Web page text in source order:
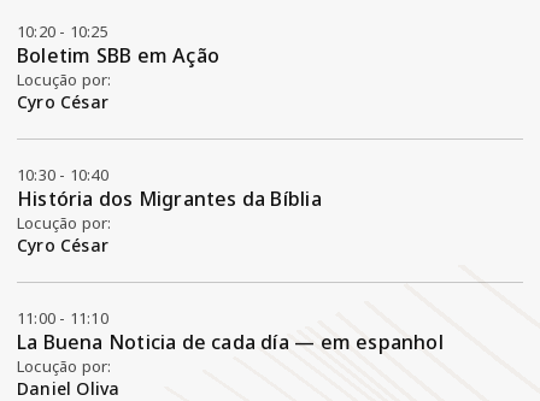
10:20 - 10:25
Boletim SBB em Ação
Locução por:
Cyro César
10:30 - 10:40
História dos Migrantes da Bíblia
Locução por:
Cyro César
11:00 - 11:10
La Buena Noticia de cada día — em espanhol
Locução por:
Daniel Oliva